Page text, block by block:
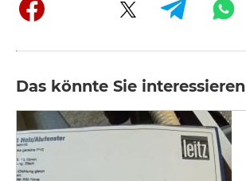
Das könnte Sie interessieren